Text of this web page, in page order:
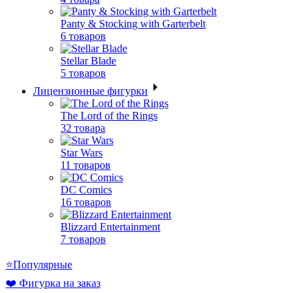
Panty & Stocking with Garterbelt
6 товаров
Stellar Blade
5 товаров
Лицензионные фигурки
The Lord of the Rings
32 товара
Star Wars
11 товаров
DC Comics
16 товаров
Blizzard Entertainment
7 товаров
⭐Популярные
❤️ Фигурка на заказ